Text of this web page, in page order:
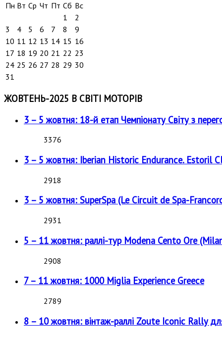
Пн Вт Ср Чт Пт Сб Вс
1
2
3
4 5 6 7 8
9
10 11 12 13 14 15 16
17 18 19 20 21 22 23
24 25 26 27 28 29 30
31
ЖОВТЕНЬ-2025 В СВІТІ МОТОРІВ
3 – 5 жовтня: 18-й етап Чемпіонату Світу з
3376
3 – 5 жовтня: Iberian Historic Endurance. Estoril
2918
3 – 5 жовтня: SuperSpa (Le Circuit de Spa-
2931
5 – 11 жовтня: раллі-тур Modena Cento Ore
2908
7 – 11 жовтня: 1000 Miglia Experience Greece
2789
8 – 10 жовтня: вінтаж-раллі Zoute Iconic Rally